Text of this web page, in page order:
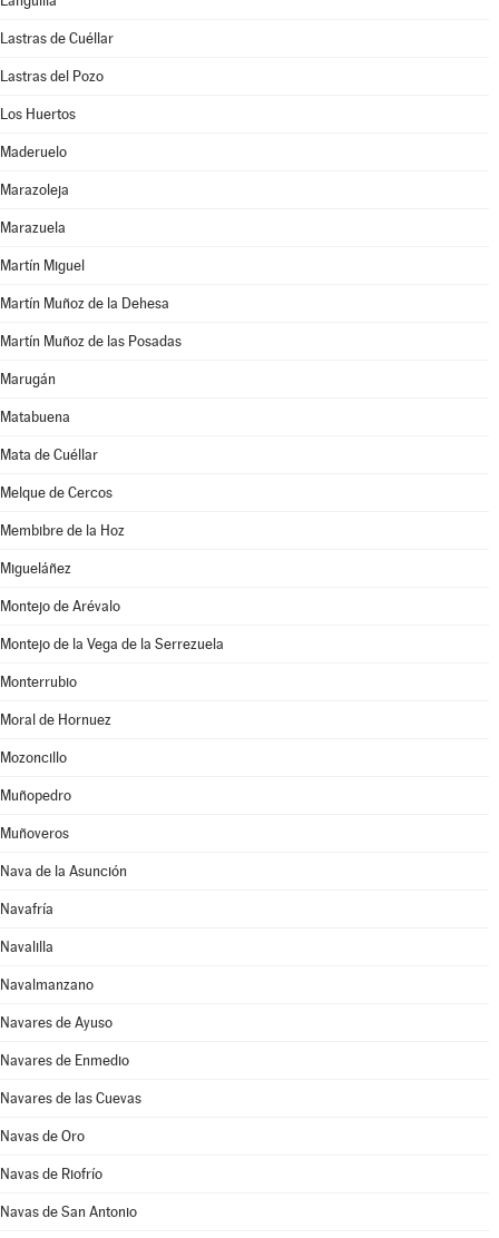
Lastras de Cuéllar
Lastras del Pozo
Los Huertos
Maderuelo
Marazoleja
Marazuela
Martín Miguel
Martín Muñoz de la Dehesa
Martín Muñoz de las Posadas
Marugán
Matabuena
Mata de Cuéllar
Melque de Cercos
Membibre de la Hoz
Migueláñez
Montejo de Arévalo
Montejo de la Vega de la Serrezuela
Monterrubio
Moral de Hornuez
Mozoncillo
Muñopedro
Muñoveros
Nava de la Asunción
Navafría
Navalilla
Navalmanzano
Navares de Ayuso
Navares de Enmedio
Navares de las Cuevas
Navas de Oro
Navas de Riofrío
Navas de San Antonio